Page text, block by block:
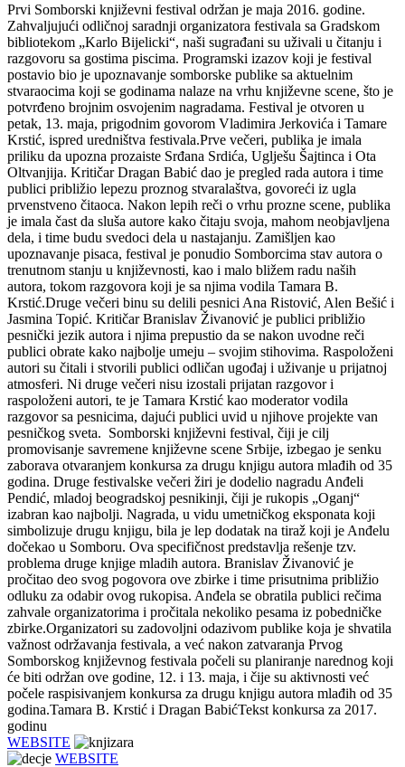
Prvi Somborski književni festival održan je maja 2016. godine.
Zahvaljujući odličnoj saradnji organizatora festivala sa Gradskom
bibliotekom „Karlo Bijelicki“, naši sugrađani su uživali u čitanju i
razgovoru sa gostima piscima. Programski izazov koji je festival
postavio bio je upoznavanje somborske publike sa aktuelnim
stvaraocima koji se godinama nalaze na vrhu književne scene, što je
potvrđeno brojnim osvojenim nagradama. Festival je otvoren u
petak, 13. maja, prigodnim govorom Vladimira Jerkovića i Tamare
Krstić, ispred uredništva festivala.Prve večeri, publika je imala
priliku da upozna prozaiste Srđana Srdića, Uglješu Šajtinca i Ota
Oltvanjija. Kritičar Dragan Babić dao je pregled rada autora i time
publici približio lepezu proznog stvaralaštva, govoreći iz ugla
prvenstveno čitaoca. Nakon lepih reči o vrhu prozne scene, publika
je imala čast da sluša autore kako čitaju svoja, mahom neobjavljena
dela, i time budu svedoci dela u nastajanju. Zamišljen kao
upoznavanje pisaca, festival je ponudio Somborcima stav autora o
trenutnom stanju u književnosti, kao i malo bližem radu naših
autora, tokom razgovora koji je sa njima vodila Tamara B.
Krstić.Druge večeri binu su delili pesnici Ana Ristović, Alen Bešić i
Jasmina Topić. Kritičar Branislav Živanović je publici približio
pesnički jezik autora i njima prepustio da se nakon uvodne reči
publici obrate kako najbolje umeju – svojim stihovima. Raspoloženi
autori su čitali i stvorili publici odličan ugođaj i uživanje u prijatnoj
atmosferi. Ni druge večeri nisu izostali prijatan razgovor i
raspoloženi autori, te je Tamara Krstić kao moderator vodila
razgovor sa pesnicima, dajući publici uvid u njihove projekte van
pesničkog sveta. Somborski književni festival, čiji je cilj
promovisanje savremene književne scene Srbije, izbegao je senku
zaborava otvaranjem konkursa za drugu knjigu autora mlađih od 35
godina. Druge festivalske večeri žiri je dodelio nagradu Anđeli
Pendić, mladoj beogradskoj pesnikinji, čiji je rukopis „Oganj“
izabran kao najbolji. Nagrada, u vidu umetničkog eksponata koji
simbolizuje drugu knjigu, bila je lep dodatak na tiraž koji je Anđelu
dočekao u Somboru. Ova specifičnost predstavlja rešenje tzv.
problema druge knjige mladih autora. Branislav Živanović je
pročitao deo svog pogovora ove zbirke i time prisutnima približio
odluku za odabir ovog rukopisa. Anđela se obratila publici rečima
zahvale organizatorima i pročitala nekoliko pesama iz pobedničke
zbirke.Organizatori su zadovoljni odazivom publike koja je shvatila
važnost održavanja festivala, a već nakon zatvaranja Prvog
Somborskog književnog festivala počeli su planiranje narednog koji
će biti održan ove godine, 12. i 13. maja, i čije su aktivnosti već
počele raspisivanjem konkursa za drugu knjigu autora mlađih od 35
godina.Tamara B. Krstić i Dragan BabićTekst konkursa za 2017.
godinu
WEBSITE
WEBSITE